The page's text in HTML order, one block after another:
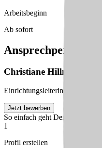
Arbeitsbeginn
Ab sofort
Ansprechperson
Christiane Hillmer
Einrichtungsleiterin
Jetzt bewerben
So einfach geht Deine
1
Profil erstellen